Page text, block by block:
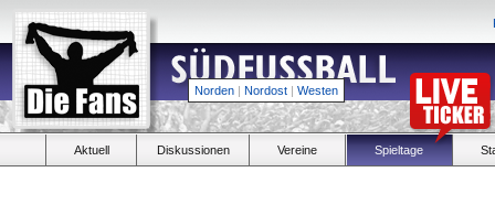
Norden | Nordost | Westen
Aktuell Diskussionen Vereine Spieltage